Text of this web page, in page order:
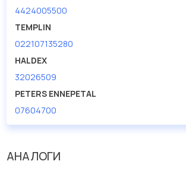
4424005500
TEMPLIN
022107135280
HALDEX
32026509
PETERS ENNEPETAL
07604700
АНАЛОГИ